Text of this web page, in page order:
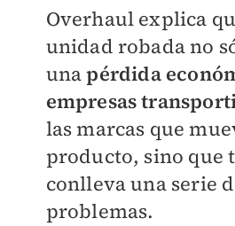
Overhaul explica
unidad robada no
unapérdida
empresas
las marcas que
producto, sino que
conlleva una serie
problemas.